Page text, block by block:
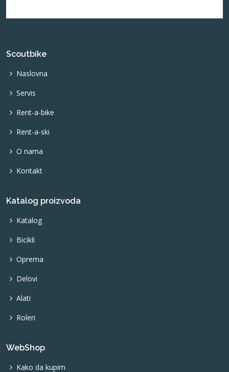
Scoutbike
Naslovna
Servis
Rent-a-bike
Rent-a-ski
O nama
Kontakt
Katalog proizvoda
Katalog
Bicikli
Oprema
Delovi
Alati
Roleri
WebShop
Kako da kupim